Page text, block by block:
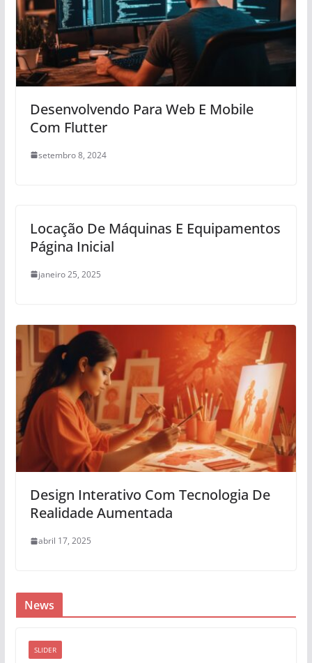
Desenvolvendo Para Web E Mobile
Com Flutter
setembro 8, 2024
Locação De Máquinas E Equipamentos
Página Inicial
janeiro 25, 2025
Design Interativo Com Tecnologia De
Realidade Aumentada
abril 17, 2025
News
SLIDER